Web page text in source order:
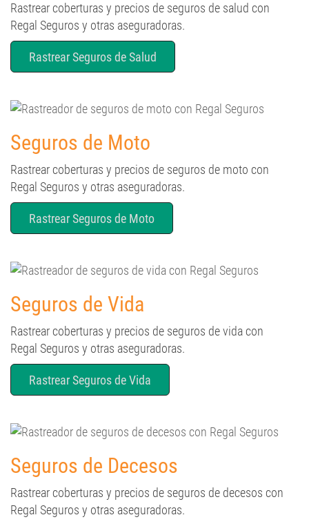
Rastrear coberturas y precios de seguros de salud con
Regal Seguros y otras aseguradoras.
Rastrear Seguros de Salud
Seguros de Moto
Rastrear coberturas y precios de seguros de moto con
Regal Seguros y otras aseguradoras.
Rastrear Seguros de Moto
Seguros de Vida
Rastrear coberturas y precios de seguros de vida con
Regal Seguros y otras aseguradoras.
Rastrear Seguros de Vida
Seguros de Decesos
Rastrear coberturas y precios de seguros de decesos con
Regal Seguros y otras aseguradoras.